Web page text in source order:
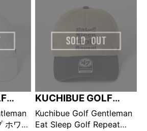
ホワイ
KUCHIBUE GOLF
GENTLEMAN
Kuchibue Golf Gentleman
Eat Sleep Golf Repeat